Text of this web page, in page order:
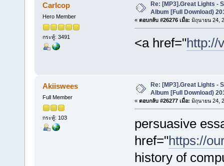
Carlcop
Hero Member
กระทู้: 3491
Re: [MP3].Great Lights -
Album [Full Download)
« ตอบกลับ #26276 เมื่อ: มิถุนายน 24,
<a href="http://
Akiiswees
Full Member
กระทู้: 103
Re: [MP3].Great Lights -
Album [Full Download)
« ตอบกลับ #26277 เมื่อ: มิถุนายน 24,
persuasive
href="https://
history of